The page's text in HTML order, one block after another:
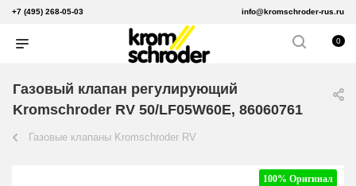
+7 (495) 268-05-03 info@kromschroder-rus.ru
0
Газовый клапан регулирующий
Kromschroder RV 50/LF05W60E, 86060761
Газовые клапаны Kromschroder RV
100% Оригинал